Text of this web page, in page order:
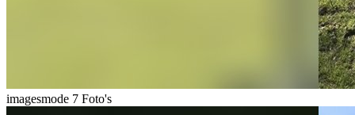
imagesmode 7 Foto's